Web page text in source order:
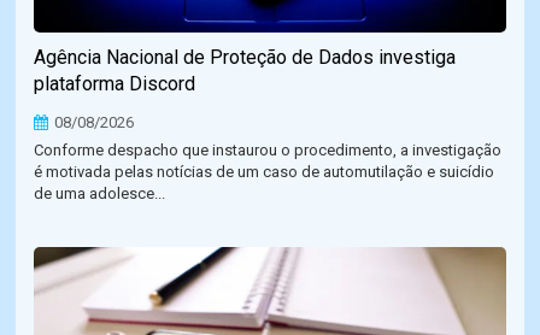
Agência Nacional de Proteção de Dados investiga
plataforma Discord
08/08/2026
Conforme despacho que instaurou o procedimento, a investigação
é motivada pelas notícias de um caso de automutilação e suicídio
de uma adolesce...